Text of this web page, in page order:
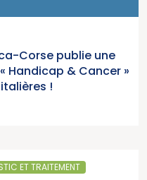
Corse publie une
Handicap & Cancer »
!
ET TRAITEMENT